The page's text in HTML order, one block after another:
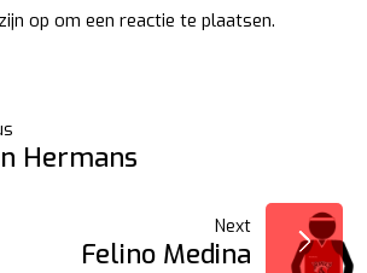
op om een reactie te plaatsen.
Hermans
Next
Felino Medina